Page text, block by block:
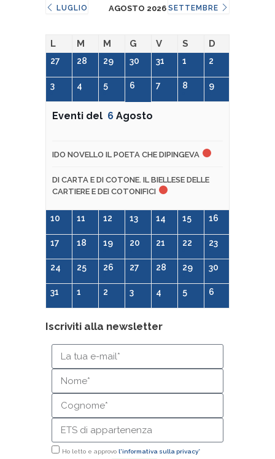
LUGLIO AGOSTO 2026 SETTEMBRE
L M M G V S D
27 28 29 30 31 1 2
3 4 5 6 7 8 9
Eventi del 6 Agosto
IDO NOVELLO IL POETA CHE DIPINGEVA
DI CARTA E DI COTONE. IL BIELLESE DELLE
CARTIERE E DEI COTONIFICI
10 11 12 13 14 15 16
17 18 19 20 21 22 23
24 25 26 27 28 29 30
31 1 2 3 4 5 6
Iscriviti alla newsletter
Ho letto e approvo l'informativa sulla privacy*